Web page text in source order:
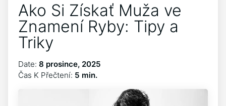
Ako Si Získať Muža ve
Znamení Ryby: Tipy a
Triky
Date: 8 prosince, 2025
Čas K Přečtení: 5 min.